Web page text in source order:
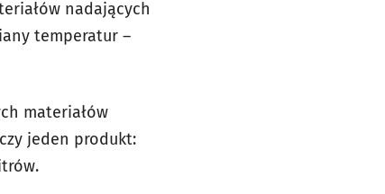
nadających
temperatur –
materiałów
jeden produkt: